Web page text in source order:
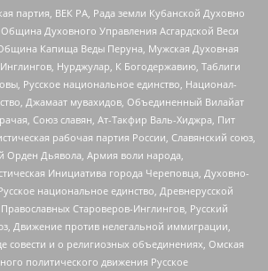
партия, ВЕК РА, Рада земли Кубанской Духовно
Духовного Управления Асгардской Веси
Капища Веды Перуна, Мужская Духовная
Нурджулар, К Богодержавию, Таблиги
Русское национальное единство, Национал-
Джамаат мувахидов, Объединенный Вилайат
Союз славян, Ат-Такфир Валь-Хиджра, Пит
рабочая партия России, Славянский союз,
Орден Дьявола, Армия воли народа,
Инициатива города Череповца, Духовно-
национальное единство, Древнерусской
Староверов-Инглингов, Русский
Движение против нелегальной иммиграции,
совести и о религиозных объединениях, Омская
политического движения Русское